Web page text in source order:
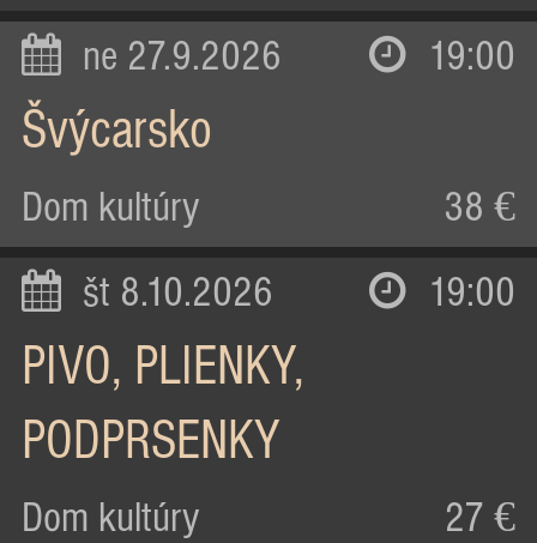
ne 27.9.2026 19:00
Švýcarsko
Dom kultúry 38 €
št 8.10.2026 19:00
PIVO, PLIENKY,
PODPRSENKY
Dom kultúry 27 €